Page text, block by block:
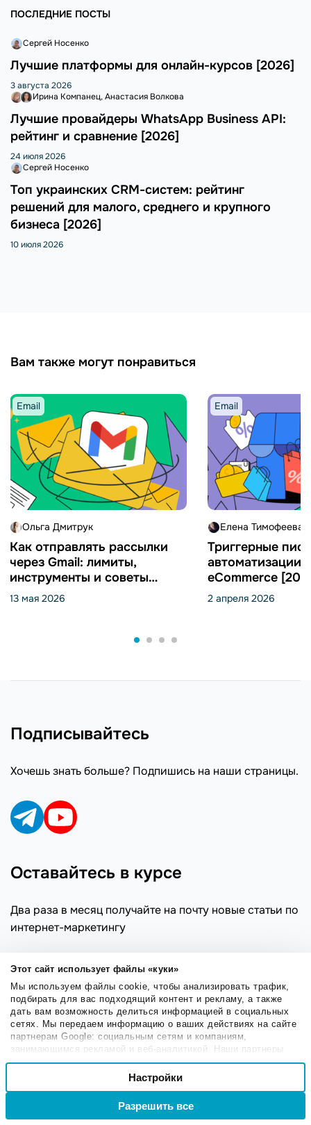
Этот сайт использует файлы «куки»
Мы используем файлы cookie, чтобы анализировать трафик,
подбирать для вас подходящий контент и рекламу, а также
дать вам возможность делиться информацией в социальных
сетях. Мы передаем информацию о ваших действиях на сайте
партнерам Google: социальным сетям и компаниям,
занимающимся рекламой и веб-аналитикой. Наши партнеры
могут комбинировать эти сведения с предоставленной вами
информацией, а также данными, которые они получили при
использовании вами их сервисов.
Выбор
Настроечные
Настройки
Разрешить все
ПОСЛЕДНИЕ ПОСТЫ
Сергей Носенко
Лучшие платформы для онлайн-курсов [2026]
3 августа 2026
Ирина Компанец Анастасия Волкова
Лучшие провайдеры WhatsApp Business API:
рейтинг и сравнение [2026]
24 июля 2026
Сергей Носенко
Топ украинских CRM-систем: рейтинг
решений для малого, среднего и крупного
бизнеса [2026]
10 июля 2026
Вам также могут понравиться
Email
Ольга Дмитрук
Как отправлять рассылки
через Gmail: лимиты,
инструменты и советы
[2026]
13 мая 2026
Email
Елена Тимофеева
Триггерные
автоматизации
eCommerce
2 апреля 2026
Подписывайтесь
Хочешь знать больше? Подпишись на наши страницы.
Оставайтесь в курсе
Два раза в месяц получайте на почту новые статьи по
интернет-маркетингу
База знаний SendPulse Перейти
SMTP ошибки
Описание статусов рассылки